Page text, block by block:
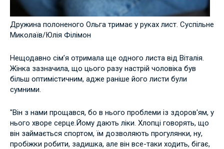
Дружина полоненого Ольга тримає у руках лист. Суспільне
Миколаїв/Юлія Філімон
Нещодавно сім’я отримала ще одного листа від Віталія.
Жінка зазначила, що цього разу настрій чоловіка був
більш оптимістичним, адже раніше його листи були
сумними.
"Він з нами прощався, бо в нього проблеми із здоров'ям, у
нього хворе серце.Йому дають ліки. Хлопці говорять, що
він займається спортом, їм дозволяють прогулянки, ну,
пробіжки робити, задишка, але він все-таки ходить, бігає,